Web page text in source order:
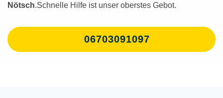
Nötsch.Schnelle Hilfe ist unser oberstes Gebot.
06703091097